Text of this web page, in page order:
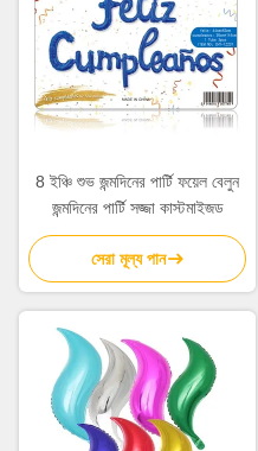
8 ইঞ্চি শুভ জন্মদিনের পার্টি ফয়েল বেলুন
জন্মদিনের পার্টি সজ্জা কাস্টমাইজড
সেরা মূল্য পান